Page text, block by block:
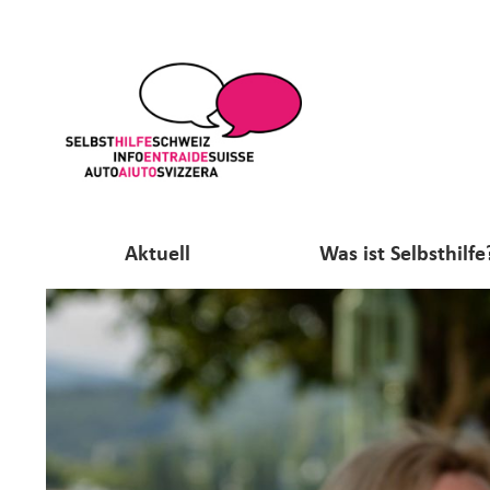
Aktuell Was ist